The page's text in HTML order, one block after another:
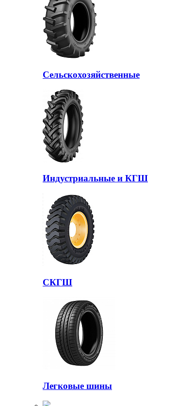
Сельскохозяйственные
Индустриальные и КГШ
СКГШ
Легковые шины